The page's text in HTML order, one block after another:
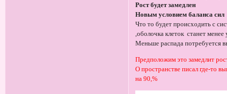
Рост будет замедлен
Новым условием баланса сил
Что то будет происходить с
,оболочка клеток станет менее
Меньше распада потребуется
Предположим это замедлит
О пространстве писал где-то
на 90,%